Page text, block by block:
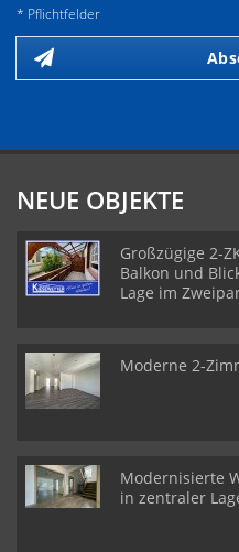
* Pflichtfelder
NEUE OBJEKTE
Großzügige 2-
Balkon und
Lage im
Moderne 2-
Modernisierte
in zentraler